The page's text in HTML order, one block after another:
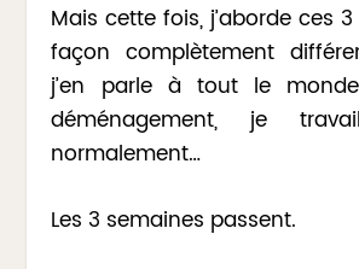
Mais cette fois, j’aborde ces
façon complètement
j’en parle à tout le
déménagement, je
normalement…
Les 3 semaines passent.